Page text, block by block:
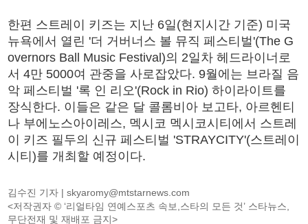
한편 스트레이 키즈는 지난 6일(현지시간 기준) 미국
뉴욕에서 열린 '더 거버너스 볼 뮤직 페스티벌'(The G
overnors Ball Music Festival)의 2일차 헤드라이너로
서 4만 5000여 관중을 사로잡았다. 9월에는 브라질 음
악 페스티벌 '록 인 리오'(Rock in Rio) 하이라이트를
장식한다. 이들은 같은 달 콜롬비아 보고타, 아르헨티
나 부에노스아이레스, 멕시코 멕시코시티에서 스트레
이 키즈 필두의 신규 페스티벌 'STRAYCITY'(스트레이
시티)를 개최할 예정이다.
김수진 기자 |skyaromy@mtstarnews.com
<저작권자 © ‘리얼타임 연예스포츠 속보,스타의 모든 것’ 스타뉴스,
무단전재 및 재배포 금지>